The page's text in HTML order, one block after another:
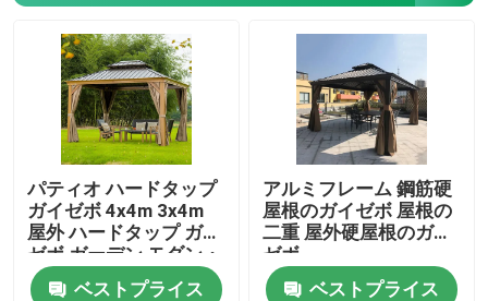
パティオ ハードタップ
ガイゼボ 4x4m 3x4m
屋外 ハードタップ ガイ
ゼボ ガーデン モダン・
ラグジュアリー
ベストプライス
アルミフレーム 鋼筋硬
屋根のガイゼボ 屋根の
二重 屋外硬屋根のガイ
ゼボ
ベストプライス